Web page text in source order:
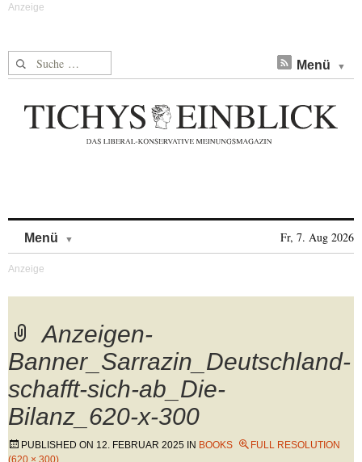
Suche nach: Menü
Menü Fr, 7. Aug 2026
Anzeigen-
Banner_Sarrazin_Deutschland-
schafft-sich-ab_Die-
Bilanz_620-x-300
PUBLISHED ON 12. FEBRUAR 2025 IN BOOKS
FULL RESOLUTION
(620 × 300)